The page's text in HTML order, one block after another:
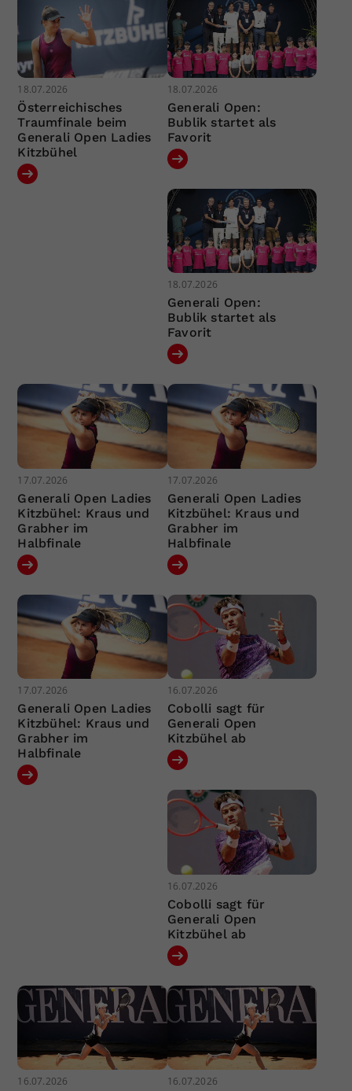
18.07.2026
Österreichisches
Traumfinale beim
Generali Open Ladies
Kitzbühel
18.07.2026
Generali Open:
Bublik startet als
Favorit
18.07.2026
Generali Open:
Bublik startet als
Favorit
17.07.2026
Generali Open Ladies
Kitzbühel: Kraus und
Grabher im
Halbfinale
17.07.2026
Generali Open Ladies
Kitzbühel: Kraus und
Grabher im
Halbfinale
17.07.2026
Generali Open Ladies
Kitzbühel: Kraus und
Grabher im
Halbfinale
16.07.2026
Cobolli sagt für
Generali Open
Kitzbühel ab
16.07.2026
Cobolli sagt für
Generali Open
Kitzbühel ab
16.07.2026 16.07.2026